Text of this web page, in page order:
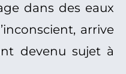
dans des eaux
arrive
devenu sujet à